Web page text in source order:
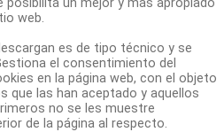
web.
es de tipo técnico y se
el consentimiento del
en la página web, con el objeto
que las han aceptado y aquellos
no se les muestre
de la página al respecto.